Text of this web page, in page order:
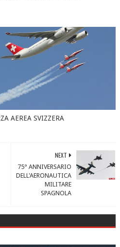
AEREA SVIZZERA
NEXT
75° ANNIVERSARIO
DELL'AERONAUTICA
MILITARE
SPAGNOLA